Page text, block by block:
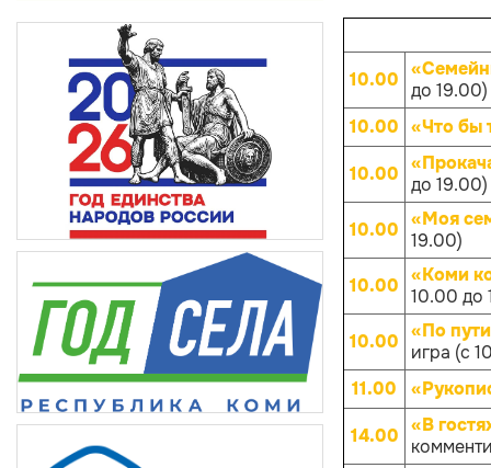
10.00 до 19.00)
10.00 «Что бы
10.00 до 19.00)
10.00 «Моя
19.00)
10.00 «Коми
10.00 до
10.00 «По
игра (с
11.00
14.00 «В